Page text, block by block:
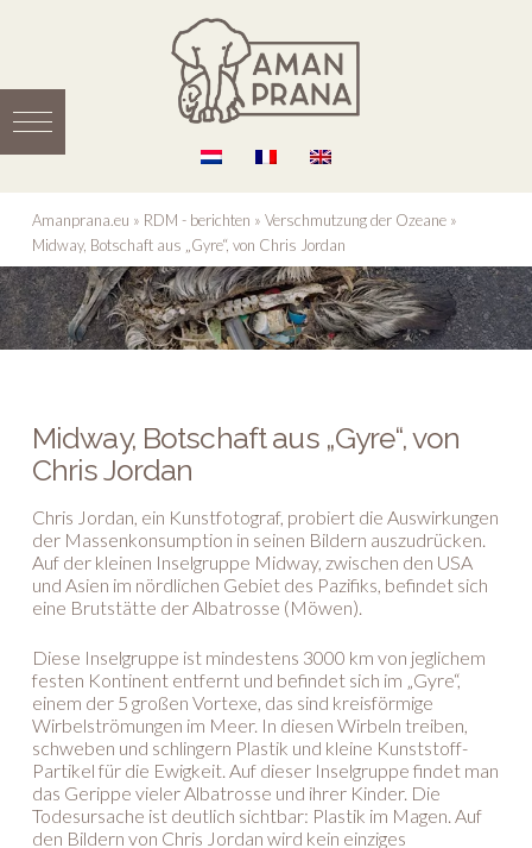
Amanprana.eu » RDM - berichten » Verschmutzung der Ozeane»
Midway, Botschaft aus „Gyre“, von Chris Jordan
Midway, Botschaft aus „Gyre“, von
Chris Jordan
Chris Jordan, ein Kunstfotograf, probiert die Auswirkungen
der Massenkonsumption in seinen Bildern auszudrücken.
Auf der kleinen Inselgruppe Midway, zwischen den USA
und Asien im nördlichen Gebiet des Pazifiks, befindet sich
eine Brutstätte der Albatrosse (Möwen).
Diese Inselgruppe ist mindestens 3000 km von jeglichem
festen Kontinent entfernt und befindet sich im „Gyre“,
einem der 5 großen Vortexe, das sind kreisförmige
Wirbelströmungen im Meer. In diesen Wirbeln treiben,
schweben und schlingern Plastik und kleine Kunststoff-
Partikel für die Ewigkeit. Auf dieser Inselgruppe findet man
das Gerippe vieler Albatrosse und ihrer Kinder. Die
Todesursache ist deutlich sichtbar: Plastik im Magen. Auf
den Bildern von Chris Jordan wird kein einziges